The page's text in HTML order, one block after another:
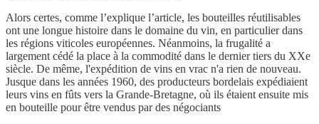
Alors certes, comme l’explique l’article, les bouteilles réutilisables
ont une longue histoire dans le domaine du vin, en particulier dans
les régions viticoles européennes. Néanmoins, la frugalité a
largement cédé la place à la commodité dans le dernier tiers du XXe
siècle. De même, l'expédition de vins en vrac n'a rien de nouveau.
Jusque dans les années 1960, des producteurs bordelais expédiaient
leurs vins en fûts vers la Grande-Bretagne, où ils étaient ensuite mis
en bouteille pour être vendus par des négociants